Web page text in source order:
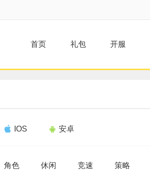
首页 礼包 开服
IOS 安卓
角色 休闲 竞速 策略